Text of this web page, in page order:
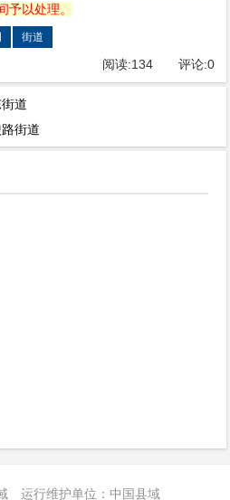
予以处理。
街道
阅读:134评论:0
道
街道
运行维护单位：中国县域